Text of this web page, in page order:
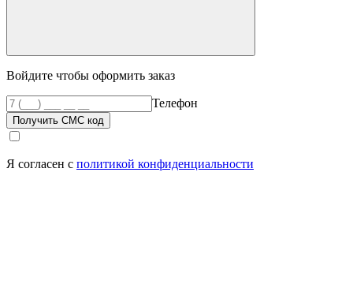
Войдите чтобы оформить заказ
Телефон
Получить СМС код
Я согласен с политикой конфиденциальности